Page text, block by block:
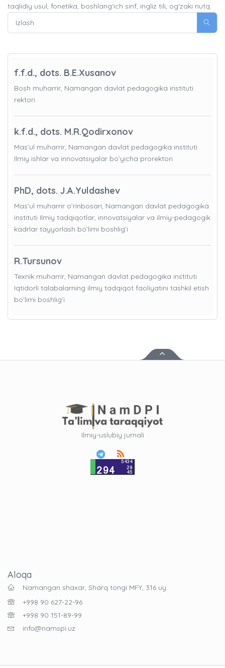
taqlidiy usul, fonetika, boshlang‘ich sinf, ingliz tili, og‘zaki nutq.
f.f.d., dots. B.E.Xusanov
Bosh muharrir, Namangan davlat pedagogika instituti
rektori
k.f.d., dots. M.R.Qodirxonov
Mas’ul muharrir, Namangan davlat pedagogika instituti
Ilmiy ishlar va innovatsiyalar bo’yicha prorektori
PhD, dots. J.A.Yuldashev
Mas’ul muharrir o’rinbosari, Namangan davlat pedagogika
instituti Ilmiy tadqiqotlar, innovatsiyalar va ilmiy-pedagogik
kadrlar tayyorlash bo'limi boshlig’i
R.Tursunov
Texnik muharrir, Namangan davlat pedagogika instituti
Iqtidorli talabalarning ilmiy tadqiqot faoliyatini tashkil etish
bo'limi boshlig’i
Ilmiy-uslubiy jurnali
Aloqa
Namangan shaxar, Sharq tongi MFY, 316 uy
+998 90 627-22-96
+998 90 151-89-99
info@namspi.uz